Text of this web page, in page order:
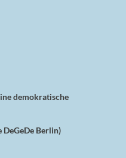
demokratische
DeGeDe Berlin)